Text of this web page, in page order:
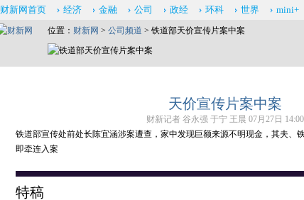
财新网首页 经济 金融 公司 政经 环科 世界 mini+
位置： 财新网 > 公司频道 > 铁道部天价宣传片案中案
天价宣传片案中案
财新记者 谷永强 于宁 王晨 07月27日 14:00
铁道部宣传处前处长陈宜涵涉案遭查，家中发现巨额来源不明现金，其夫、
即牵连入案
特稿